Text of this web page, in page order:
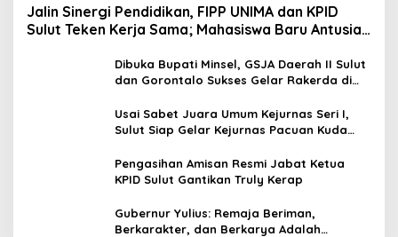
Jalin Sinergi Pendidikan, FIPP UNIMA dan KPID
Sulut Teken Kerja Sama; Mahasiswa Baru Antusias
Dibuka Bupati Minsel, GSJA Daerah II Sulut
dan Gorontalo Sukses Gelar Rakerda di
Usai Sabet Juara Umum Kejurnas Seri I,
Sulut Siap Gelar Kejurnas Pacuan Kuda
Pengasihan Amisan Resmi Jabat Ketua
KPID Sulut Gantikan Truly Kerap
Gubernur Yulius: Remaja Beriman,
Berkarakter, dan Berkarya Adalah